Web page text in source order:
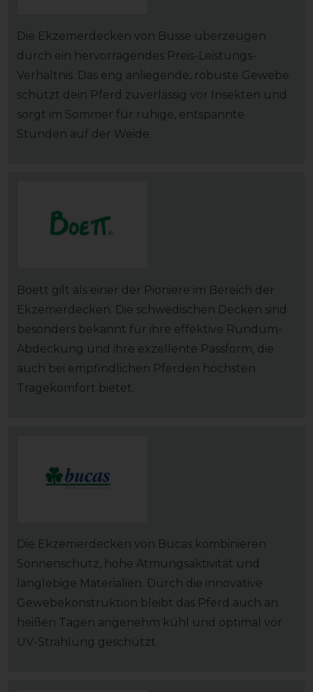
Die Ekzemerdecken von Busse überzeugen
durch ein hervorragendes Preis-Leistungs-
Verhältnis. Das eng anliegende, robuste Gewebe
schützt dein Pferd zuverlässig vor Insekten und
sorgt im Sommer für ruhige, entspannte
Stunden auf der Weide.
Boett gilt als einer der Pioniere im Bereich der
Ekzemerdecken. Die schwedischen Decken sind
besonders bekannt für ihre effektive Rundum-
Abdeckung und ihre exzellente Passform, die
auch bei empfindlichen Pferden höchsten
Tragekomfort bietet.
Die Ekzemerdecken von Bucas kombinieren
Sonnenschutz, hohe Atmungsaktivität und
langlebige Materialien. Durch die innovative
Gewebekonstruktion bleibt das Pferd auch an
heißen Tagen angenehm kühl und optimal vor
UV-Strahlung geschützt.